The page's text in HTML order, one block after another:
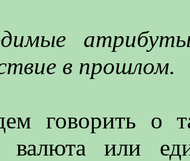
в прошлом.
говорить о
валюта или